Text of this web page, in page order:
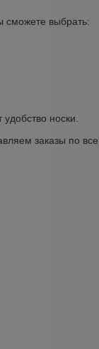
сможете выбрать:
носки.
заказы по